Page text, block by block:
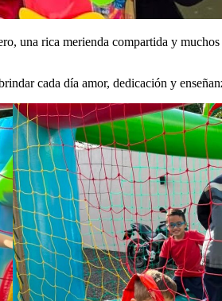
una rica merienda compartida y
cada día amor, dedicación y